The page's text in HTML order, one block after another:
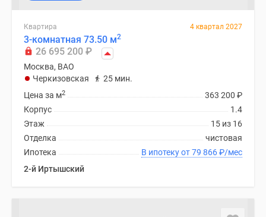
Квартира 4 квартал 2027
3-комнатная 73.50 м2
26 695 200 ₽
Москва, ВАО
Черкизовская
25 мин.
363 200 ₽
Цена за м2
1.4
Корпус
15 из 16
Этаж
чистовая
Отделка
В ипотеку от 79 866₽/мес
Ипотека
2-й Иртышский